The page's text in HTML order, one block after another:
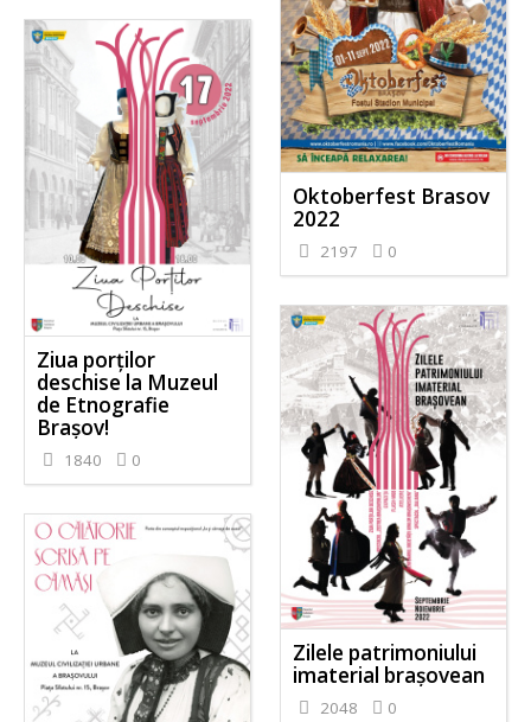
Oktoberfest Brasov
2022
2197 0
Ziua porților
deschise la Muzeul
de Etnografie
Brașov!
1840 0
Zilele patrimoniului
imaterial brașovean
2048 0